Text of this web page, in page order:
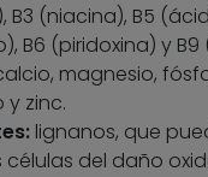
B3 (niacina), B5
B6 (piridoxina) y
magnesio,
zinc.
lignanos, que
células del daño